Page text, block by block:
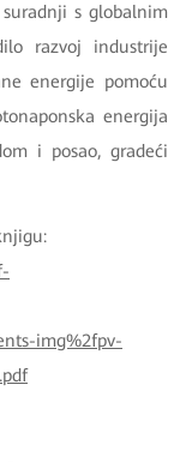
s globalnim
razvoj industrije
energije pomoću
energija
i posao, gradeći
img%2fpv-